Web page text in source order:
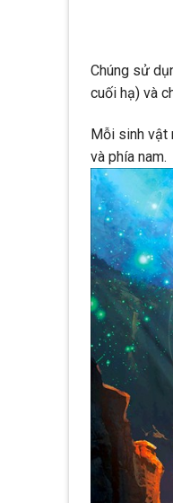
Chúng sử
cuối hạ) và
Mỗi sinh vật
và phía nam.